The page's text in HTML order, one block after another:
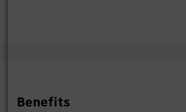
Benefits